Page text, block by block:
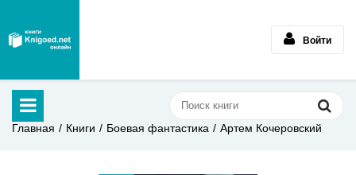
Войти
Главная Книги Боевая фантастика Артем Кочеровский